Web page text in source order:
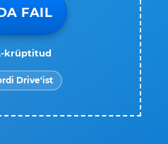
FAIL
krüptitud
Drive'ist